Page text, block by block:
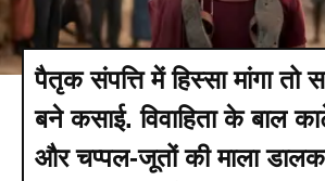
पैतृक संपत्ति में हिस्सा मांगा तो
बने कसाई. विवाहिता के बाल
और चप्पल-जूतों की माला